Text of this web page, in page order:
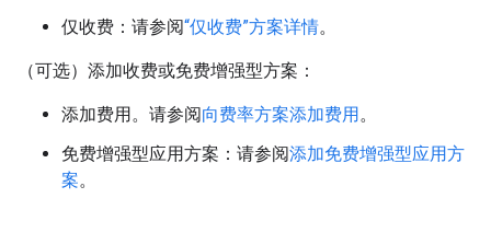
仅收费：请参阅“仅收费”方案详情。
（可选）添加收费或免费增强型方案：
添加费用。请参阅向费率方案添加费用 。
免费增强型应用方案：请参阅添加免费增强型应用方
案。